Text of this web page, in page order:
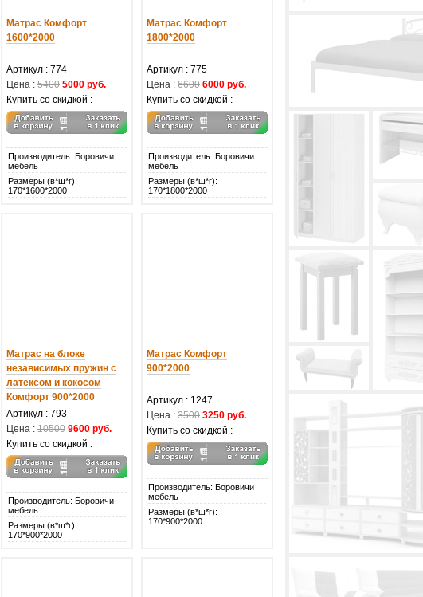
Матрас Комфорт
1600*2000
Артикул : 774
Цена : 5400 5000 руб.
Купить со скидкой :
Производитель: Боровичи
мебель
Размеры (в*ш*г):
170*1600*2000
Матрас Комфорт
1800*2000
Артикул : 775
Цена : 6600 6000 руб.
Купить со скидкой :
Производитель: Боровичи
мебель
Размеры (в*ш*г):
170*1800*2000
Матрас на блоке
независимых пружин с
латексом и кокосом
Комфорт 900*2000
Артикул : 793
Цена : 10500 9600 руб.
Купить со скидкой :
Производитель: Боровичи
мебель
Размеры (в*ш*г):
170*900*2000
Матрас Комфорт
900*2000
Артикул : 1247
Цена : 3500 3250 руб.
Купить со скидкой :
Производитель: Боровичи
мебель
Размеры (в*ш*г):
170*900*2000